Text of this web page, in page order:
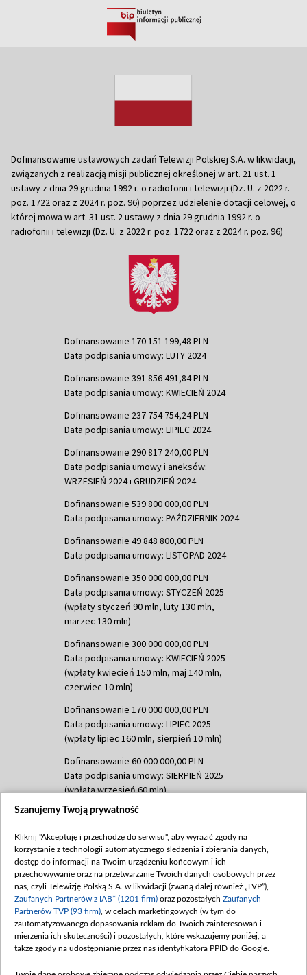
Dofinansowanie ustawowych zadań Telewizji Polskiej S.A. w likwidacji,
związanych z realizacją misji publicznej określonej w art. 21 ust. 1
ustawy z dnia 29 grudnia 1992 r. o radiofonii i telewizji (Dz. U. z 2022 r.
poz. 1722 oraz z 2024 r. poz. 96) poprzez udzielenie dotacji celowej, o
której mowa w art. 31 ust. 2 ustawy z dnia 29 grudnia 1992 r. o
radiofonii i telewizji (Dz. U. z 2022 r. poz. 1722 oraz z 2024 r. poz. 96)
Dofinansowanie 170 151 199,48 PLN
Data podpisania umowy: LUTY 2024
Dofinansowanie 391 856 491,84 PLN
Data podpisania umowy: KWIECIEŃ 2024
Dofinansowanie 237 754 754,24 PLN
Data podpisania umowy: LIPIEC 2024
Dofinansowanie 290 817 240,00 PLN
Data podpisania umowy i aneksów:
WRZESIEŃ 2024 i GRUDZIEŃ 2024
Dofinansowanie 539 800 000,00 PLN
Data podpisania umowy: PAŹDZIERNIK 2024
Dofinansowanie 49 848 800,00 PLN
Data podpisania umowy: LISTOPAD 2024
Dofinansowanie 350 000 000,00 PLN
Data podpisania umowy: STYCZEŃ 2025
(wpłaty styczeń 90 mln, luty 130 mln,
marzec 130 mln)
Dofinansowanie 300 000 000,00 PLN
Data podpisania umowy: KWIECIEŃ 2025
(wpłaty kwiecień 150 mln, maj 140 mln,
czerwiec 10 mln)
Dofinansowanie 170 000 000,00 PLN
Data podpisania umowy: LIPIEC 2025
(wpłaty lipiec 160 mln, sierpień 10 mln)
Dofinansowanie 60 000 000,00 PLN
Data podpisania umowy: SIERPIEŃ 2025
(wpłata wrzesień 60 mln)
Dofinansowanie 635 783 051,21 PLN
(wpłata wrzesień 100 mln, październik 350
mln, listopad 265 mln)
Dofinansowanie 48 862 000,00 PLN
Data podpisania umowy: GRUDZIEŃ 2025
(wpłata grudzień 60,548 mln)
Dofinansowanie 900 000 000,00 PLN
Data podpisania umowy: LUTY 2026 (wpłata
Szanujemy Twoją prywatność
Kliknij "Akceptuję i przechodzę do serwisu", aby wyrazić zgody na
korzystanie z technologii automatycznego śledzenia i zbierania danych,
dostęp do informacji na Twoim urządzeniu końcowym i ich
przechowywanie oraz na przetwarzanie Twoich danych osobowych przez
nas, czyli Telewizję Polską S.A. w likwidacji (zwaną dalej również „TVP”),
Zaufanych Partnerów z IAB* (1201 firm) oraz pozostałych Zaufanych
Partnerów TVP (93 firm) , w celach marketingowych (w tym do
zautomatyzowanego dopasowania reklam do Twoich zainteresowań i
mierzenia ich skuteczności) i pozostałych, które wskazujemy poniżej, a
także zgody na udostępnianie przez nas identyfikatora PPID do Google.